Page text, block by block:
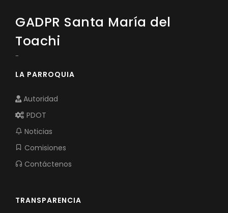
GADPR Santa María del
Toachi
-
LA PARROQUIA
Autoridad
PDOT
Noticias
Comisiones
Contáctenos
TRANSPARENCIA